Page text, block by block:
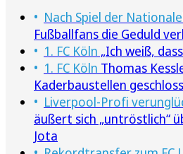
Nach Spiel der
Fußballfans die Geduld
1. FC Köln „Ich weiß,
1. FC Köln Thomas
Kaderbaustellen
Liverpool-Profi
äußert sich „untröstlich“
Jota